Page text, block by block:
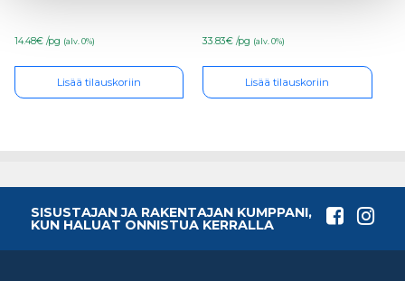
14.48€ /pg (alv. 0%)
Lisää tilauskoriin
33.83€ /pg (alv. 0%)
Lisää tilauskoriin
SISUSTAJAN JA RAKENTAJAN KUMPPANI,
KUN HALUAT ONNISTUA KERRALLA